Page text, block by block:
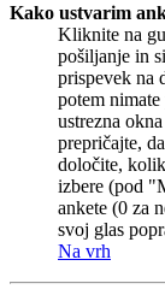
Kako ustvarim
Kliknite na
pošiljanje in
prispevek na
potem
ustrezna
prepričajte,
določite,
izbere (pod
ankete (0 za
svoj glas
Na vrh